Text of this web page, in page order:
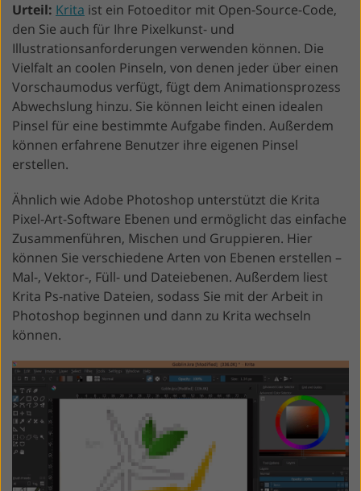
Urteil: Krita ist ein Fotoeditor mit Open-Source-Code,
den Sie auch für Ihre Pixelkunst- und
Illustrationsanforderungen verwenden können. Die
Vielfalt an coolen Pinseln, von denen jeder über einen
Vorschaumodus verfügt, fügt dem Animationsprozess
Abwechslung hinzu. Sie können leicht einen idealen
Pinsel für eine bestimmte Aufgabe finden. Außerdem
können erfahrene Benutzer ihre eigenen Pinsel
erstellen.
Ähnlich wie Adobe Photoshop unterstützt die Krita
Pixel-Art-Software Ebenen und ermöglicht das einfache
Zusammenführen, Mischen und Gruppieren. Hier
können Sie verschiedene Arten von Ebenen erstellen –
Mal-, Vektor-, Füll- und Dateiebenen. Außerdem liest
Krita Ps-native Dateien, sodass Sie mit der Arbeit in
Photoshop beginnen und dann zu Krita wechseln
können.